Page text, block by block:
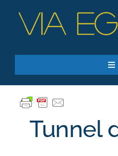
contenu
Accueil
Ressources
Qui sommes-nous ?
Tunnel